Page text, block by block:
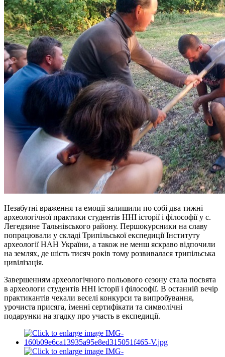
Незабутні враження та емоції залишили по собі два тижні
археологічної практики студентів ННІ історії і філософії у с.
Легедзине Тальнівського району. Першокурсники на славу
попрацювали у складі Трипільської експедиції Інституту
археології НАН України, а також не менш яскраво відпочили
на землях, де шість тисяч років тому розвивалася трипільська
цивілізація.
Завершенням археологічного польового сезону стала посвята
в археологи студентів ННІ історії і філософії. В останній вечір
практикантів чекали веселі конкурси та випробування,
урочиста присяга, іменні сертифікати та символічні
подарунки на згадку про участь в експедиції.